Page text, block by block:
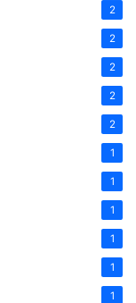
2
2
2
2
2
1
1
1
1
1
1